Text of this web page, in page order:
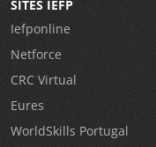
SITES IEFP
Iefponline
Netforce
CRC Virtual
Eures
WorldSkills Portugal